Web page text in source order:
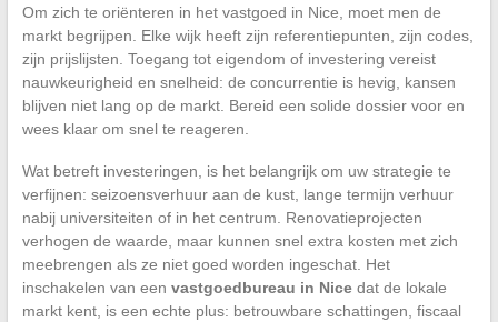
Om zich te oriënteren in het vastgoed in Nice, moet men de
markt begrijpen. Elke wijk heeft zijn referentiepunten, zijn codes,
zijn prijslijsten. Toegang tot eigendom of investering vereist
nauwkeurigheid en snelheid: de concurrentie is hevig, kansen
blijven niet lang op de markt. Bereid een solide dossier voor en
wees klaar om snel te reageren.
Wat betreft investeringen, is het belangrijk om uw strategie te
verfijnen: seizoensverhuur aan de kust, lange termijn verhuur
nabij universiteiten of in het centrum. Renovatieprojecten
verhogen de waarde, maar kunnen snel extra kosten met zich
meebrengen als ze niet goed worden ingeschat. Het
inschakelen van een vastgoedbureau in Nicedat de lokale
markt kent, is een echte plus: betrouwbare schattingen, fiscaal